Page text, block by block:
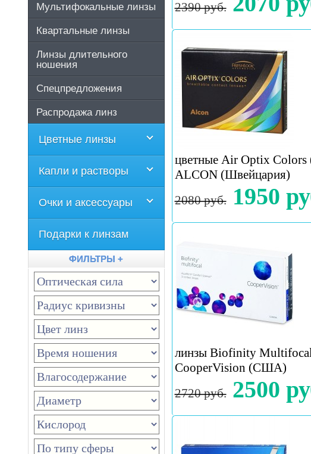
2390 руб.
цветные Air Optix Colors
ALCON (Швейцария)
2080 руб. 1950
линзы Biofinity
CooperVision (США)
2720 руб. 2500
Мультифокальные линзы
Квартальные линзы
Линзы длительного
ношения
Спецпредложения
Распродажа линз
Цветные линзы
Капли и растворы
Очки и аксессуары
Подарки к линзам
ФИЛЬТРЫ +